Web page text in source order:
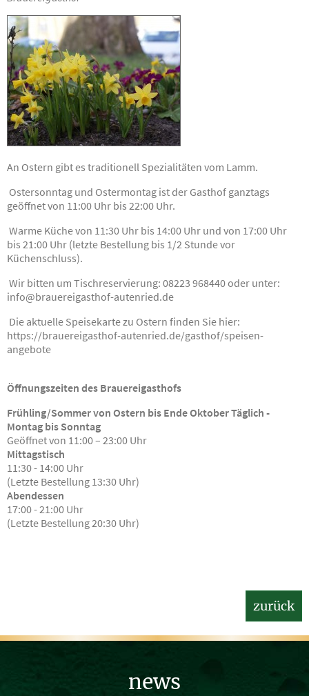
An Ostern gibt es traditionell Spezialitäten vom Lamm.
Ostersonntag und Ostermontag ist der Gasthof ganztags
geöffnet von 11:00 Uhr bis 22:00 Uhr.
Warme Küche von 11:30 Uhr bis 14:00 Uhr und von 17:00 Uhr
bis 21:00 Uhr (letzte Bestellung bis 1/2 Stunde vor
Küchenschluss).
Wir bitten um Tischreservierung: 08223 968440 oder unter:
info@brauereigasthof-autenried.de
Die aktuelle Speisekarte zu Ostern finden Sie hier:
https://brauereigasthof-autenried.de/gasthof/speisen-
angebote
Öffnungszeiten des Brauereigasthofs
Frühling/Sommer von Ostern bis Ende OktoberTäglich -
Montag bis Sonntag
Geöffnet von 11:00 – 23:00 Uhr
Mittagstisch
11:30 - 14:00 Uhr
(Letzte Bestellung 13:30 Uhr)
Abendessen
17:00 - 21:00 Uhr
(Letzte Bestellung 20:30 Uhr)
zurück
news